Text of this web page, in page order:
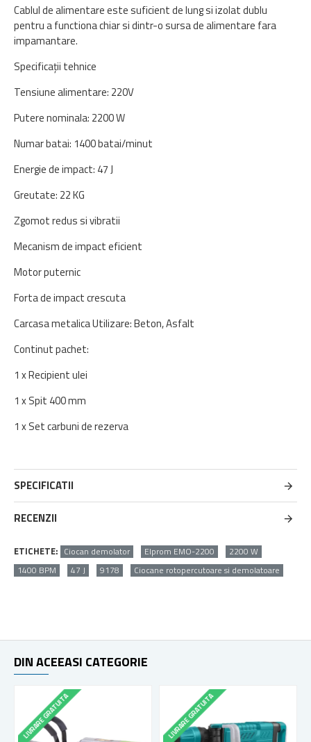
Cablul de alimentare este suficient de lung si izolat dublu
pentru a functiona chiar si dintr-o sursa de alimentare fara
impamantare.
Specificații tehnice
Tensiune alimentare: 220V
Putere nominala: 2200 W
Numar batai: 1400 batai/minut
Energie de impact: 47 J
Greutate: 22 KG
Zgomot redus si vibratii
Mecanism de impact eficient
Motor puternic
Forta de impact crescuta
Carcasa metalica Utilizare: Beton, Asfalt
Continut pachet:
1 x Recipient ulei
1 x Spit 400 mm
1 x Set carbuni de rezerva
SPECIFICATII
RECENZII
ETICHETE: Ciocan demolator Elprom EMO-2200
2200 W
1400 BPM
47 J 9178 Ciocane rotopercutoare si demolatoare
DIN ACEEASI CATEGORIE
LIVRARE GRATUITA LIVRARE GRATUITA